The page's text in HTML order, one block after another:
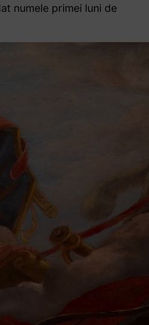
numele primei luni de